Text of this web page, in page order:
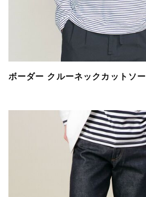
ボーダー クルーネックカットソー